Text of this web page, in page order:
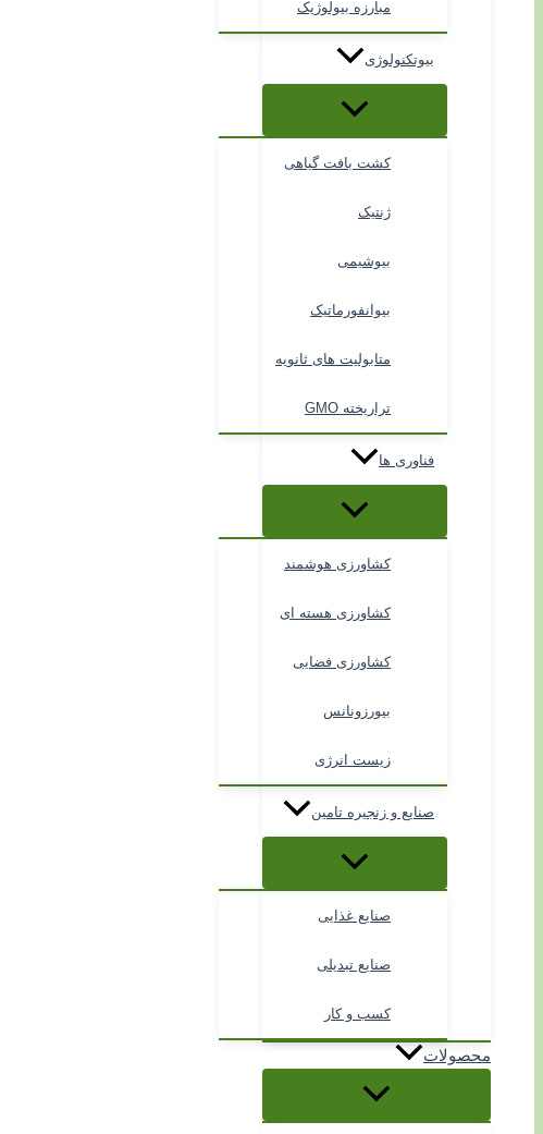
مبارزه بیولوژیک
بیوتکنولوژی
کشت بافت گیاهی
ژنتیک
بیوشیمی
بیوانفورماتیک
متابولیت های ثانویه
تراریخته GMO
فناوری ها
کشاورزی هوشمند
کشاورزی هسته ای
کشاورزی فضایی
بیورزونانس
زیست انرژی
صنایع و زنجیره تامین
صنایع غذایی
صنایع تبدیلی
کسب و کار
محصولات